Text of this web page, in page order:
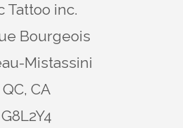
Tattoo inc.
Bourgeois
Mistassini
QC, CA
G8L2Y4